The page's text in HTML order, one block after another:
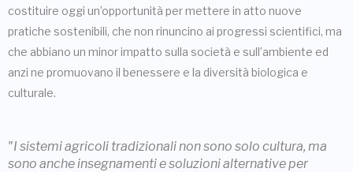
costituire oggi un’opportunità per mettere in atto nuove
pratiche sostenibili, che non rinuncino ai progressi scientifici, ma
che abbiano un minor impatto sulla società e sull’ambiente ed
anzi ne promuovano il benessere e la diversità biologica e
culturale.
"I sistemi agricoli tradizionali non sono solo cultura, ma
sono anche insegnamenti e soluzioni alternative per